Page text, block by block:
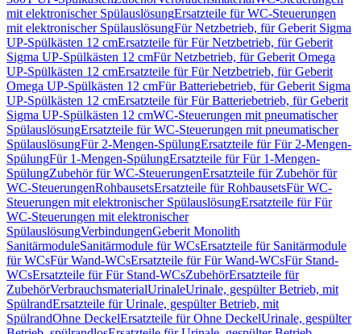
mit elektronischer SpülauslösungErsatzteile für WC-Steuerungen
mit elektronischer SpülauslösungFür Netzbetrieb, für Geberit Sigma
UP-Spülkästen 12 cmErsatzteile für Für Netzbetrieb, für Geberit
Sigma UP-Spülkästen 12 cmFür Netzbetrieb, für Geberit Omega
UP-Spülkästen 12 cmErsatzteile für Für Netzbetrieb, für Geberit
Omega UP-Spülkästen 12 cmFür Batteriebetrieb, für Geberit Sigma
UP-Spülkästen 12 cmErsatzteile für Für Batteriebetrieb, für Geberit
Sigma UP-Spülkästen 12 cmWC-Steuerungen mit pneumatischer
SpülauslösungErsatzteile für WC-Steuerungen mit pneumatischer
SpülauslösungFür 2-Mengen-SpülungErsatzteile für Für 2-Mengen-
SpülungFür 1-Mengen-SpülungErsatzteile für Für 1-Mengen-
SpülungZubehör für WC-SteuerungenErsatzteile für Zubehör für
WC-SteuerungenRohbausetsErsatzteile für RohbausetsFür WC-
Steuerungen mit elektronischer SpülauslösungErsatzteile für Für
WC-Steuerungen mit elektronischer
SpülauslösungVerbindungenGeberit Monolith
SanitärmoduleSanitärmodule für WCsErsatzteile für Sanitärmodule
für WCsFür Wand-WCsErsatzteile für Für Wand-WCsFür Stand-
WCsErsatzteile für Für Stand-WCsZubehörErsatzteile für
ZubehörVerbrauchsmaterialUrinaleUrinale, gespülter Betrieb, mit
SpülrandErsatzteile für Urinale, gespülter Betrieb, mit
SpülrandOhne DeckelErsatzteile für Ohne DeckelUrinale, gespülter